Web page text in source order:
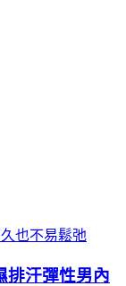
也不易鬆弛
排汗彈性男內